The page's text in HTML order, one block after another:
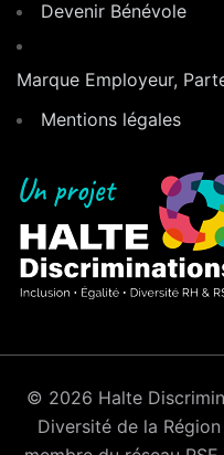
Devenir Bénévole
Marque Employeur,
Mentions légales
© 2026 Halte
Diversité de la